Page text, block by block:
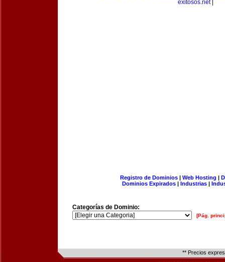
exitosos.net|
Registro de Dominios| Web Hosting |
Dominios Expirados | Industrias |
Categorías de Dominio:
[Pág.
** Precios